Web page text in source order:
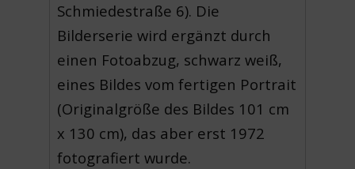
Schmiedestraße 6). Die
Bilderserie wird ergänzt durch
einen Fotoabzug, schwarz weiß,
eines Bildes vom fertigen Portrait
(Originalgröße des Bildes 101 cm
x 130 cm), das aber erst 1972
fotografiert wurde.